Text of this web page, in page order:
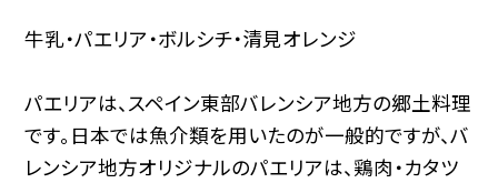
牛乳・パエリア・ボルシチ・清見オレンジ
パエリアは、スペイン東部バレンシア地方の郷土料理
です。日本では魚介類を用いたのが一般的ですが、バ
レンシア地方オリジナルのパエリアは、鶏肉・カタツ